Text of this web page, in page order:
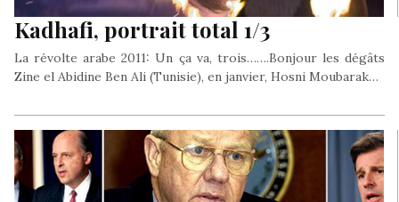
Kadhafi, portrait total 1/3
La révolte arabe 2011: Un ça va, trois…….Bonjour les dégâts
Zine el Abidine Ben Ali (Tunisie), en janvier, Hosni Moubarak…